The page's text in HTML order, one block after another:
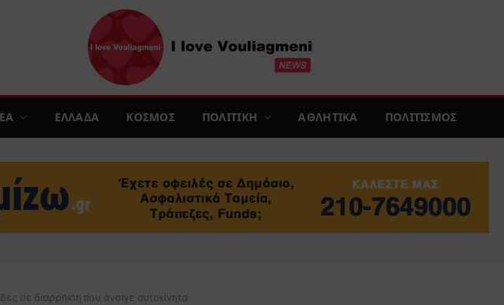
ΕΛΛΑΔΑ ΚΟΣΜΟΣ ΠΟΛΙΤΙΚΗ ΑΘΛΗΤΙΚΑ ΠΟΛΙΤΙΣΜΟΣ
σε διαρρήκτη που άνοιγε αυτοκίνητα